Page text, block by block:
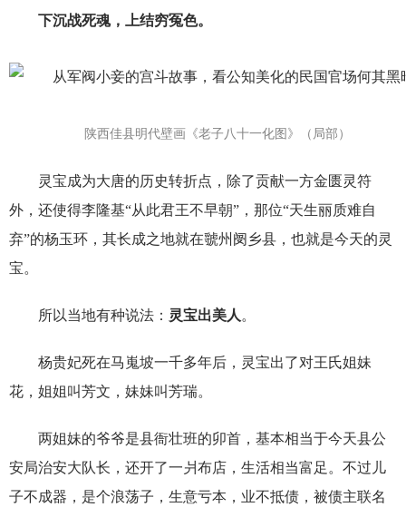
下沉战死魂，上结穷冤色。
陕西佳县明代壁画《老子八十一化图》（局部）
灵宝成为大唐的历史转折点，除了贡献一方金匮灵符
外，还使得李隆基“从此君王不早朝”，那位“天生丽质难自
弃”的杨玉环，其长成之地就在虢州阌乡县，也就是今天的灵
宝。
所以当地有种说法： 灵宝出美人 。
杨贵妃死在马嵬坡一千多年后，灵宝出了对王氏姐妹
花，姐姐叫芳文，妹妹叫芳瑞。
两姐妹的爷爷是县衙壮班的卯首，基本相当于今天县公
安局治安大队长，还开了一爿布店，生活相当富足。不过儿
子不成器，是个浪荡子，生意亏本，业不抵债，被债主联名